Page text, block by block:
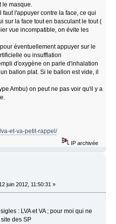
masque.
l'appuyer contre la face, ce qui
sur la face tout en basculant le tout (
vue incompatible, on évite les
éventuellement appuyer sur le
ou insufflation
d'oxygène on parle d'inhalation
ballon plat. Si le ballon est vide, il
Ambu) on peut ne pas voir qu'il y a
et-va-petit-rappel/
IP archivée
12 juin 2012, 11:50:31 »
: LVA et VA ; pour moi qui ne
des SP